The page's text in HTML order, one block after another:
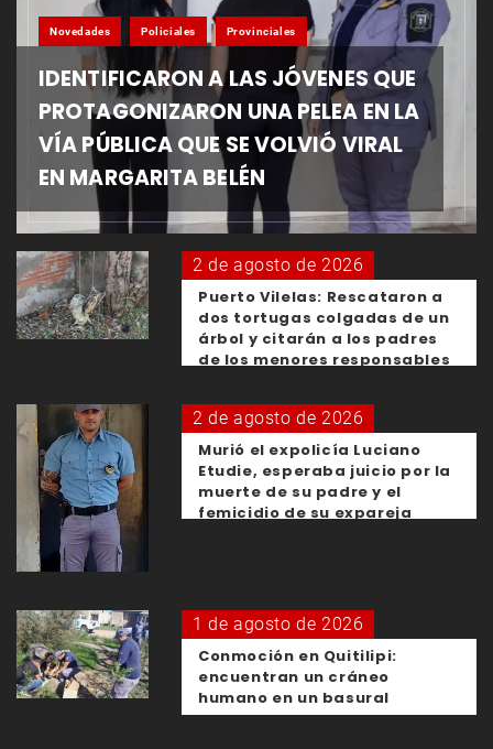
Novedades Policiales Provinciales
IDENTIFICARON A LAS JÓVENES QUE
PROTAGONIZARON UNA PELEA EN LA
VÍA PÚBLICA QUE SE VOLVIÓ VIRAL
EN MARGARITA BELÉN
2 de agosto de 2026
Puerto Vilelas: Rescataron a
dos tortugas colgadas de un
árbol y citarán a los padres
de los menores responsables
2 de agosto de 2026
Murió el expolicía Luciano
Etudie, esperaba juicio por la
muerte de su padre y el
femicidio de su expareja
1 de agosto de 2026
Conmoción en Quitilipi:
encuentran un cráneo
humano en un basural